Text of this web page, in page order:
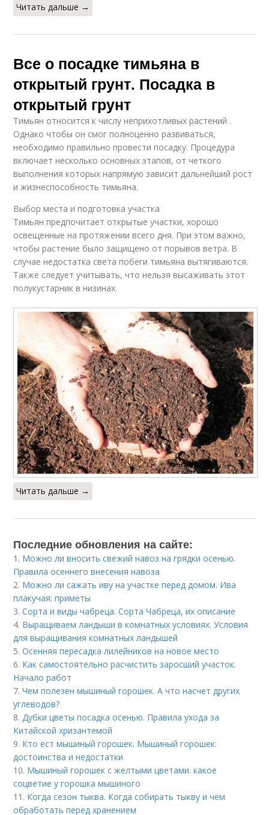
Читать дальше →
Все о посадке тимьяна в
открытый грунт. Посадка в
открытый грунт
Тимьян относится к числу неприхотливых растений .
Однако чтобы он смог полноценно развиваться,
необходимо правильно провести посадку. Процедура
включает несколько основных этапов, от четкого
выполнения которых напрямую зависит дальнейший рост
и жизнеспособность тимьяна.
Выбор места и подготовка участка
Тимьян предпочитает открытые участки, хорошо
освещенные на протяжении всего дня. При этом важно,
чтобы растение было защищено от порывов ветра. В
случае недостатка света побеги тимьяна вытягиваются.
Также следует учитывать, что нельзя высаживать этот
полукустарник в низинах.
Читать дальше →
Последние обновления на сайте:
1. Можно ли вносить свежий навоз на грядки осенью.
Правила осеннего внесения навоза
2. Можно ли сажать иву на участке перед домом. Ива
плакучая: приметы
3.Сорта и виды чабреца. Сорта Чабреца, их описание
4. Выращиваем ландыши в комнатных условиях. Условия
для выращивания комнатных ландышей
5.Осенняя пересадка лилейников на новое место
6. Как самостоятельно расчистить заросший участок.
Начало работ
7.Чем полезен мышиный горошек. А что насчет других
углеводов?
8.Дубки цветы посадка осенью. Правила ухода за
Китайской хризантемой
9. Кто ест мышиный горошек. Мышиный горошек:
достоинства и недостатки
10. Мышиный горошек с желтыми цветами. какое
соцветие у горошка мышиного
11. Когда сезон тыква. Когда собирать тыкву и чем
обработать перед хранением